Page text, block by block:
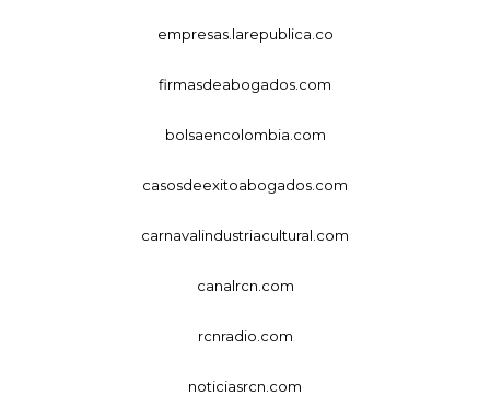
empresas.larepublica.co
firmasdeabogados.com
bolsaencolombia.com
casosdeexitoabogados.com
carnavalindustriacultural.com
canalrcn.com
rcnradio.com
noticiasrcn.com